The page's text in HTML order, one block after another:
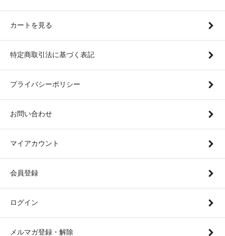
カートを見る
特定商取引法に基づく表記
プライバシーポリシー
お問い合わせ
マイアカウント
会員登録
ログイン
メルマガ登録・解除